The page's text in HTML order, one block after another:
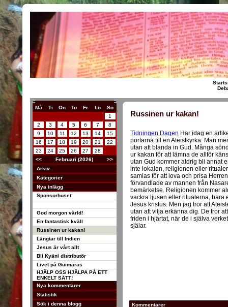
Må Ti On To Fr Lö
Sö
1
2
3 4 5 6 7
8
9
10 11 12 13 14
15
16
17 18 19 20 21
22
23
24 25 26 27
28
<<
Februari (2026)
>>
Arkiv
Kategorier
Nya inlägg
Sponsorhuset
God morgon värld!
En fantastisk kväll
Russinen ur kakan!
Längtar till Indien
Jesus är vårt allt
Bli Kyäni distributör
Livet på Guimaras
HJÄLP OSS HJÄLPA PÅ ETT
ENKELT SÄTT!
Nya kommentarer
Statistik
Sök i denna blogg
Russinen ur kakan!
Tidningen Dagen Har idag en
portarna till en Ateistkyrka. Man
utan att blanda in Gud. Många
ur kakan för att lämna de allför
utan Gud kommer aldrig bli annat
inte lokalen, religionen eller
samlas för att lova och prisa
förvandlade av mannen från
bemärkelse. Religionen kommer
vackra ljusen eller ritualerna, bara
Jesus kristus. Men jag tror att
utan att vilja erkänna dig. De tror
friden i hjärtat, när de i själva
själar.
Kommentarer